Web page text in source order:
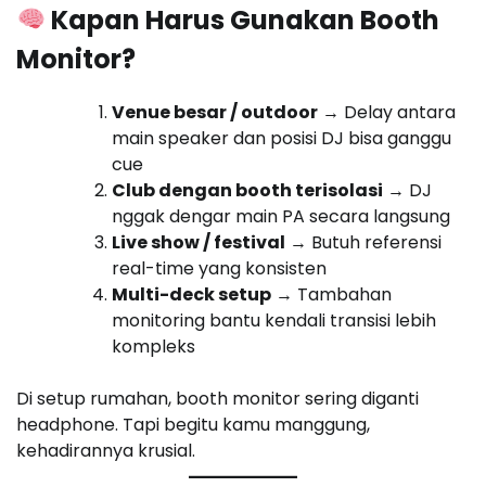
Kapan Harus Gunakan Booth
Monitor?
Venue besar / outdoor → Delay antara
main speaker dan posisi DJ bisa ganggu
cue
Club dengan booth terisolasi → DJ
nggak dengar main PA secara langsung
Live show / festival → Butuh referensi
real-time yang konsisten
Multi-deck setup → Tambahan
monitoring bantu kendali transisi lebih
kompleks
Di setup rumahan, booth monitor sering diganti
headphone. Tapi begitu kamu manggung,
kehadirannya krusial.